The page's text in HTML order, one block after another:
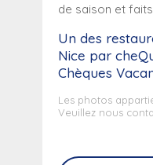
de saison et
Un des
Nice par
Chèques
Les photos
Veuillez nous